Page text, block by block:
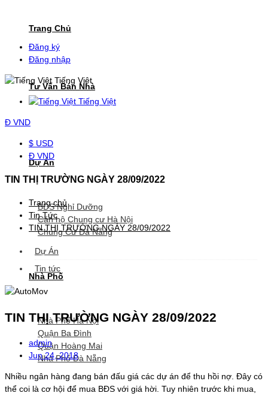
Trang Chủ
Tư Vấn Bán Nhà
Dự Án
BDS Nghỉ Dưỡng
Căn hộ Chung cư Hà Nội
Chung Cư Đà Nẵng
Nhà Phố
Nhà Phố Hà Nội
Quận Ba Đình
Quận Hoàng Mai
Nhà Phố Đà Nẵng
Đăng ký
Đăng nhập
Tiếng Việt
Tiếng Việt
Đ VND
$ USD
Đ VND
TIN THỊ TRƯỜNG NGÀY 28/09/2022
Trang chủ
Tin Tức
TIN THỊ TRƯỜNG NGÀY 28/09/2022
Dự Án
Tin tức
TIN THỊ TRƯỜNG NGÀY 28/09/2022
admin
Jun 24, 2018
Nhiều ngân hàng đang bán đấu giá các dự án để thu hồi nợ. Đây có
thể coi là cơ hội để mua BĐS với giá hời. Tuy nhiên trước khi mua,